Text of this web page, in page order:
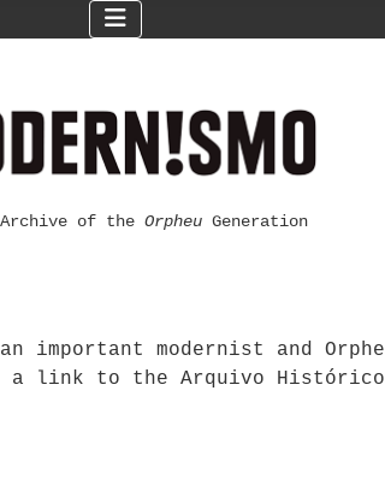
of the Orpheu Generation
important modernist and
a link to the Arquivo